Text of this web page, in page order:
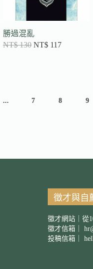
勝過混亂
NT$130 NT$ 117
... 7 8 9
徵才與自
徵才網站｜從
徵才信箱｜
投稿信箱｜